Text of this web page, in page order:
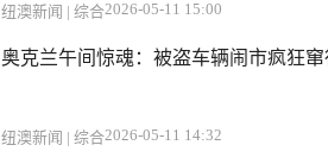
纽澳新闻 | 综合2026-05-11 15:00
奥克兰午间惊魂：被盗车辆闹市疯狂
纽澳新闻 | 综合2026-05-11 14:32